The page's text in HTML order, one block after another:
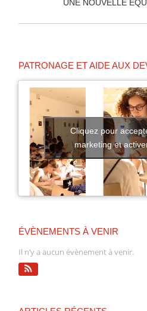
UNE NOUVELLE
PATRONAGE ET AIDE AUX
Cliquez pour
marketing et
ÉVÈNEMENTS À VENIR
Il n’y a aucun évènement à venir.